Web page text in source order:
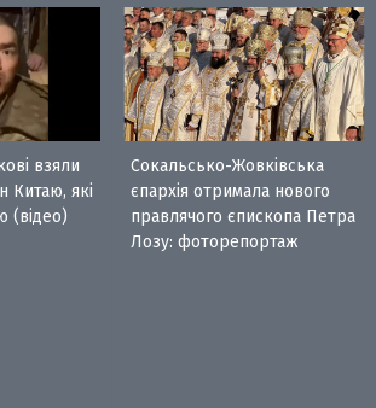
взяли
Китаю, які
(відео)
Сокальсько-Жовківська
єпархія отримала нового
правлячого єпископа Петра
Лозу: фоторепортаж